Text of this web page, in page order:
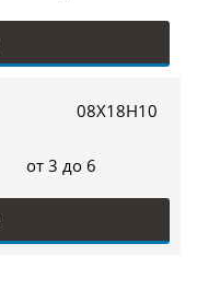
08Х18Н10
от 3 до 6